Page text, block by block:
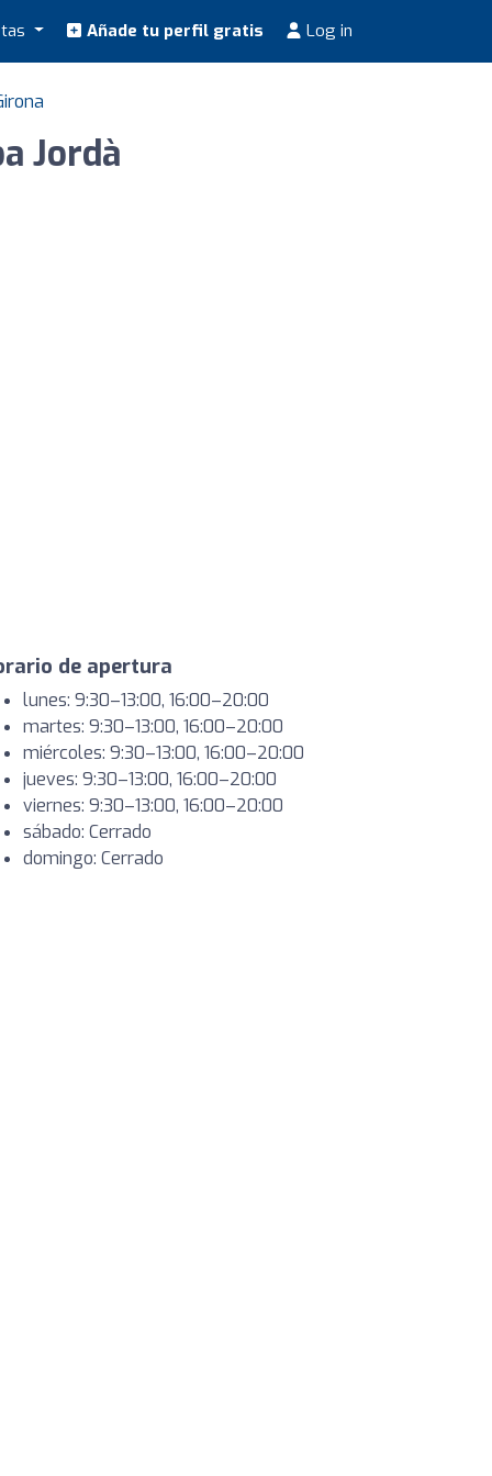
Añade tu perfil gratis Log in
Jordà
de apertura
lunes: 9:30–13:00, 16:00–20:00
martes: 9:30–13:00, 16:00–20:00
miércoles: 9:30–13:00, 16:00–20:00
jueves: 9:30–13:00, 16:00–20:00
viernes: 9:30–13:00, 16:00–20:00
sábado: Cerrado
domingo: Cerrado